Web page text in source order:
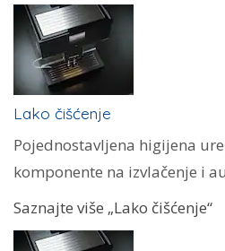
Lako čišćenje
Pojednostavljena higijena
komponente na izvlačenje i
Saznajte više „Lako čišćenje“